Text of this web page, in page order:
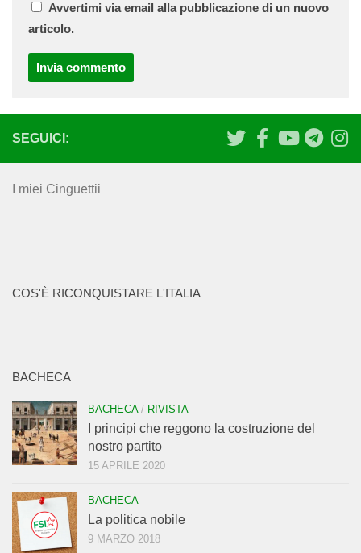
Avvertimi via email alla pubblicazione di un nuovo
articolo.
SEGUICI:
I miei Cinguettii
COS'È RICONQUISTARE L'ITALIA
BACHECA
BACHECA/ RIVISTA
I principi che reggono la costruzione del
nostro partito
15 APRILE 2020
BACHECA
La politica nobile
9 MARZO 2018